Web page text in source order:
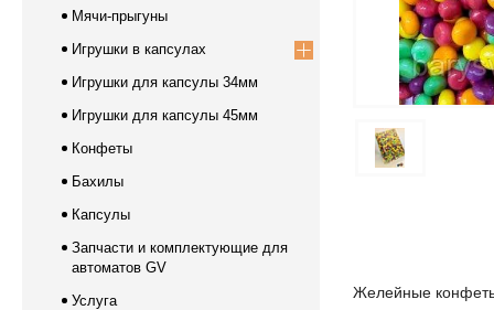
Желейные
Мячи-прыгуны
Игрушки в капсулах
Игрушки для капсулы 34мм
Игрушки для капсулы 45мм
Конфеты
Бахилы
Капсулы
Запчасти и комплектующие для
автоматов GV
Услуга